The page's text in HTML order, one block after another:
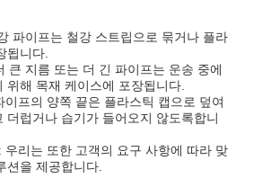
파이프는 철강 스트립으로 묶거나 플라
됩니다.
큰 지름 또는 더 긴 파이프는 운송 중에
위해 목재 케이스에 포장됩니다.
이프의 양쪽 끝은 플라스틱 캡으로 덮여
더럽거나 습기가 들어오지 않도록합니
우리는 또한 고객의 요구 사항에 따라 맞
션을 제공합니다.